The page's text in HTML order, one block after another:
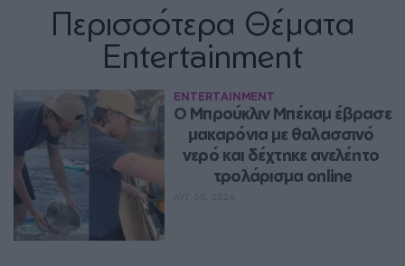
Περισσότερα Θέματα
Entertainment
ENTERTAINMENT
Ο Μπρούκλιν Μπέκαμ έβρασε
μακαρόνια με θαλασσινό
νερό και δέχτηκε ανελέητο
τρολάρισμα online